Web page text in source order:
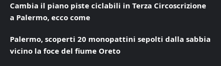
Cambia il piano piste ciclabili in Terza Circoscrizione
a Palermo, ecco come
Palermo, scoperti 20 monopattini sepolti dalla sabbia
vicino la foce del fiume Oreto